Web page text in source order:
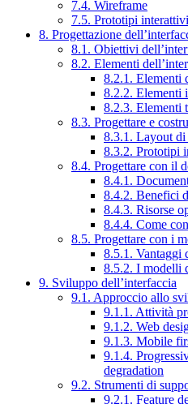
7.4. Wireframe
7.5. Prototipi interattivi
8. Progettazione
8.1. Obiettivi
8.2. Elementi
8.2.1. Elementi
8.2.2. Elementi
8.2.3. Elementi
8.3. Progettare e
8.3.1. Layout di
8.3.2. Prototipi
8.4. Progettare con il
8.4.1.
8.4.2. Benefici
8.4.3. Risorse
8.4.4. Come
8.5. Progettare con i
8.5.1. Vantaggi
8.5.2. I modelli
9. Sviluppo dell’interfaccia
9.1. Approccio allo
9.1.1. Attività
9.1.2. Web
9.1.3. Mobile
9.1.4.
degradation
9.2. Strumenti di
9.2.1. Feature